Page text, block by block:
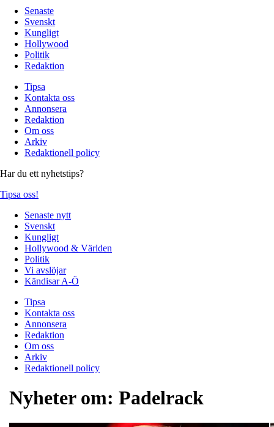
Senaste
Svenskt
Kungligt
Hollywood
Politik
Redaktion
Tipsa
Kontakta oss
Annonsera
Redaktion
Om oss
Arkiv
Redaktionell policy
Har du ett nyhetstips?
Tipsa oss!
Senaste nytt
Svenskt
Kungligt
Hollywood & Världen
Politik
Vi avslöjar
Kändisar A-Ö
Tipsa
Kontakta oss
Annonsera
Redaktion
Om oss
Arkiv
Redaktionell policy
Nyheter om: Padelrack